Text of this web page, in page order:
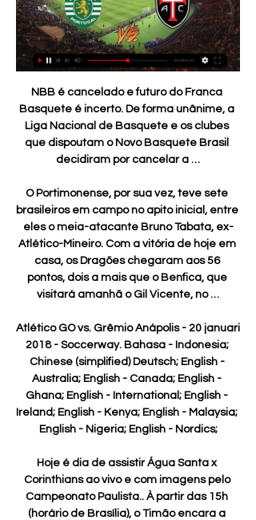
NBB é cancelado e futuro do Franca
Basquete é incerto. De forma unânime, a
Liga Nacional de Basquete e os clubes
que dispoutam o Novo Basquete Brasil
decidiram por cancelar a …
O Portimonense, por sua vez, teve sete
brasileiros em campo no apito inicial, entre
eles o meia-atacante Bruno Tabata, ex-
Atlético-Mineiro. Com a vitória de hoje em
casa, os Dragões chegaram aos 56
pontos, dois a mais que o Benfica, que
visitará amanhã o Gil Vicente, no …
Atlético GO vs. Grêmio Anápolis - 20 januari
2018 - Soccerway. Bahasa - Indonesia;
Chinese (simplified) Deutsch; English -
Australia; English - Canada; English -
Ghana; English - International; English -
Ireland; English - Kenya; English - Malaysia;
English - Nigeria; English - Nordics;
Hoje é dia de assistir Água Santa x
Corinthians ao vivo e com imagens pelo
Campeonato Paulista.. À partir das 15h
(horário de Brasília), o Timão encara a